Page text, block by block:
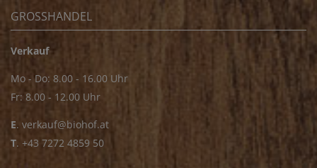
GROSSHANDEL
Verkauf
Mo - Do: 8.00 - 16.00 Uhr
Fr: 8.00 - 12.00 Uhr
E. verkauf@biohof.at
T. +43 7272 4859 50